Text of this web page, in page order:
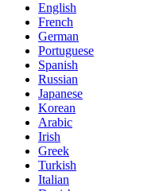
English
French
German
Portuguese
Spanish
Russian
Japanese
Korean
Arabic
Irish
Greek
Turkish
Italian